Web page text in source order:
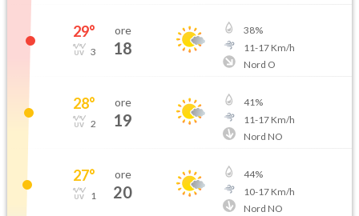
29°
3
ore
18
38%
11-17Km/h
Nord O
28°
2
ore
19
41%
11-17Km/h
Nord NO
27°
1
ore
20
44%
10-17Km/h
Nord NO